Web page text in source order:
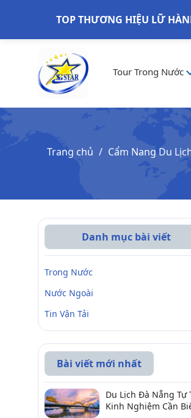
TOP THƯƠNG HIỆU LỮ
Tour Trong Nước
Trang chủ Cẩm Nang Du
Danh mục bài viết
Trong Nước
Nước Ngoài
Tin Vận Tải
Bài viết mới nhất
Du Lịch Đà Nẵng Tự
Kinh Nghiệm Cần